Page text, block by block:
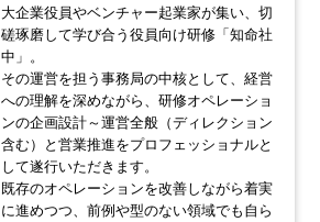
大企業役員やベンチャー起業家が集い、切
磋琢磨して学び合う役員向け研修「知命社
中」。
その運営を担う事務局の中核として、経営
への理解を深めながら、研修オペレーショ
ンの企画設計～運営全般（ディレクション
含む）と営業推進をプロフェッショナルと
して遂行いただきます。
既存のオペレーションを改善しながら着実
に進めつつ、前例や型のない領域でも自ら